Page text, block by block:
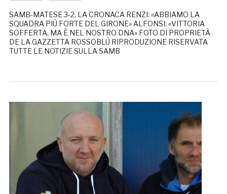
SAMB-MATESE 3-2, LA CRONACA RENZI: «ABBIAMO LA
SQUADRA PIÙ FORTE DEL GIRONE» ALFONSI: «VITTORIA
SOFFERTA, MA È NEL NOSTRO DNA» FOTO DI PROPRIETÀ
DE LA GAZZETTA ROSSOBLÙ RIPRODUZIONE RISERVATA
TUTTE LE NOTIZIE SULLA SAMB